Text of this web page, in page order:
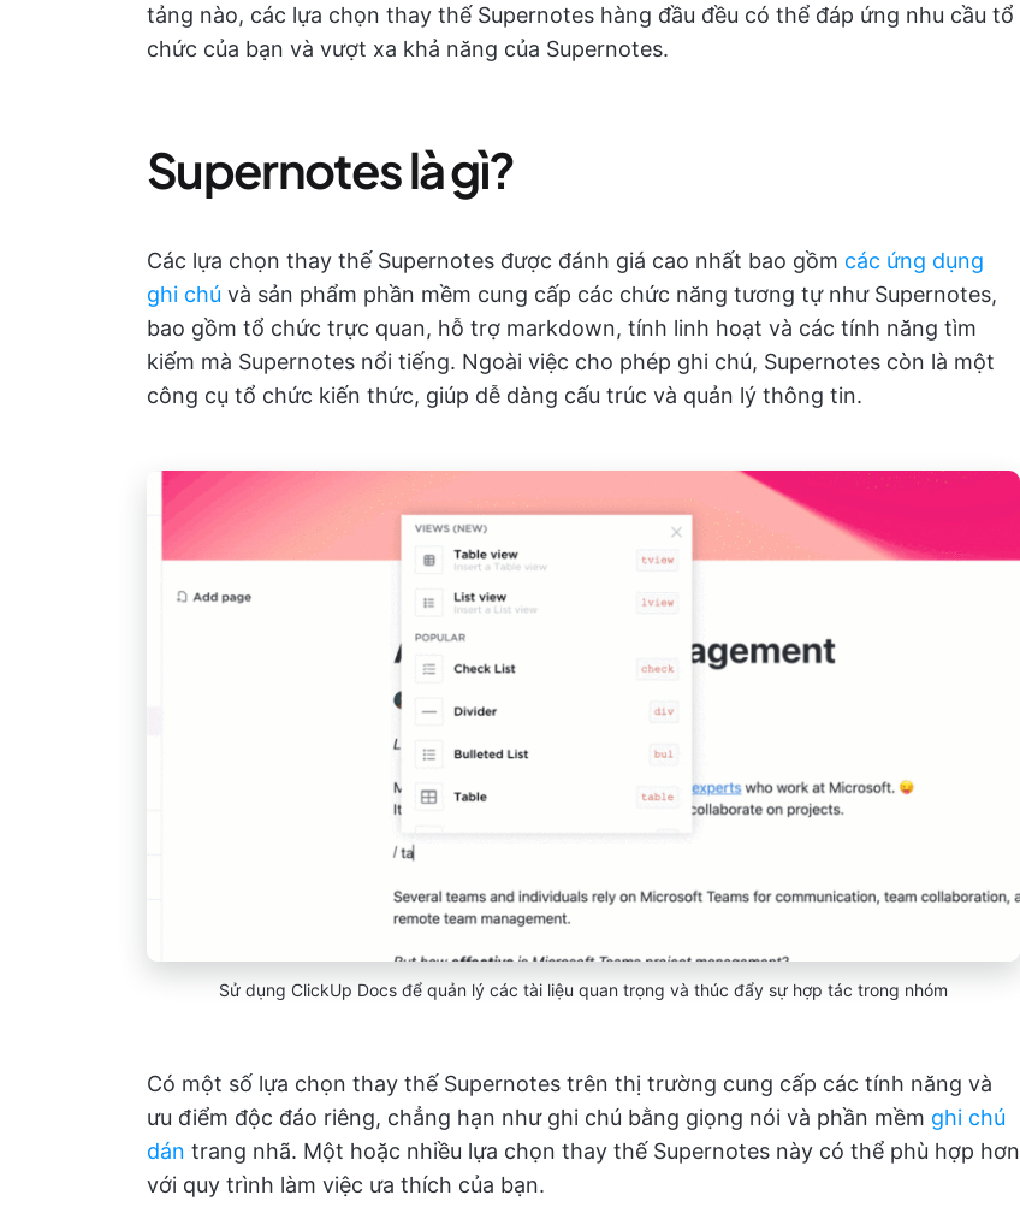
tảng nào, các lựa chọn thay thế Supernotes hàng đầu đều có thể đáp ứng nhu cầu tổ
chức của bạn và vượt xa khả năng của Supernotes.
Supernotes là gì?
Các lựa chọn thay thế Supernotes được đánh giá cao nhất bao gồm các ứng dụng
ghi chú và sản phẩm phần mềm cung cấp các chức năng tương tự như Supernotes,
bao gồm tổ chức trực quan, hỗ trợ markdown, tính linh hoạt và các tính năng tìm
kiếm mà Supernotes nổi tiếng. Ngoài việc cho phép ghi chú, Supernotes còn là một
công cụ tổ chức kiến thức, giúp dễ dàng cấu trúc và quản lý thông tin.
Sử dụng ClickUp Docs để quản lý các tài liệu quan trọng và thúc đẩy sự hợp tác trong nhóm
Có một số lựa chọn thay thế Supernotes trên thị trường cung cấp các tính năng và
ưu điểm độc đáo riêng, chẳng hạn như ghi chú bằng giọng nói và phần mềm ghi chú
dán trang nhã. Một hoặc nhiều lựa chọn thay thế Supernotes này có thể phù hợp hơn
với quy trình làm việc ưa thích của bạn.